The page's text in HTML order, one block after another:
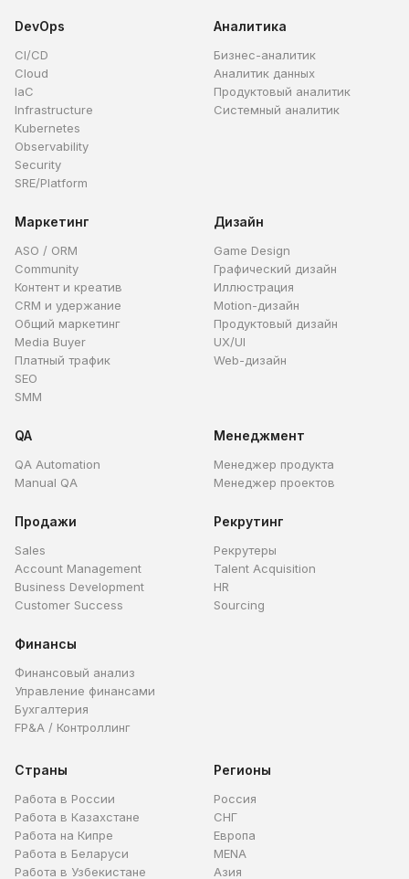
DevOps
CI/CD
Cloud
IaC
Infrastructure
Kubernetes
Observability
Security
SRE/Platform
Аналитика
Бизнес-аналитик
Аналитик данных
Продуктовый аналитик
Системный аналитик
Маркетинг
ASO / ORM
Community
Контент и креатив
CRM и удержание
Общий маркетинг
Media Buyer
Платный трафик
SEO
SMM
Дизайн
Game Design
Графический дизайн
Иллюстрация
Motion-дизайн
Продуктовый дизайн
UX/UI
Web-дизайн
QA
QA Automation
Manual QA
Менеджмент
Менеджер продукта
Менеджер проектов
Продажи
Sales
Account Management
Business Development
Customer Success
Рекрутинг
Рекрутеры
Talent Acquisition
HR
Sourcing
Финансы
Финансовый анализ
Управление финансами
Бухгалтерия
FP&A / Контроллинг
Страны
Работа в России
Работа в Казахстане
Работа на Кипре
Работа в Беларуси
Работа в Узбекистане
Регионы
Россия
СНГ
Европа
MENA
Азия